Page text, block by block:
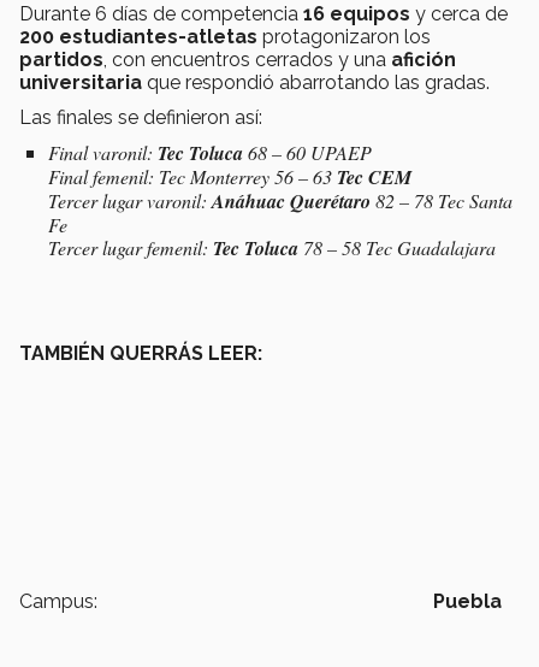
Durante 6 días de competencia 16 equipos y cerca de
200 estudiantes-atletas protagonizaron los
partidos , con encuentros cerrados y una afición
universitaria que respondió abarrotando las gradas.
Las finales se definieron así:
Final varonil: Tec Toluca68 – 60 UPAEP
Final femenil: Tec Monterrey 56 – 63 Tec CEM
Tercer lugar varonil: Anáhuac Querétaro 82 – 78 Tec Santa
Fe
Tercer lugar femenil: Tec Toluca 78 – 58 Tec Guadalajara
TAMBIÉN QUERRÁS LEER:
Campus: Puebla